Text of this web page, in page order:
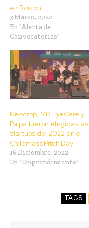
en Boston
3 Marzo, 2022
En "Alerta de
Convocatorias"
Neocrop, MD EyeCare y
Palpa fueron elegidas las
startups del 2022 en el
Chilemass Pitch Day
16 Diciembre, 2022
En "Emprendimiento"
TAGS